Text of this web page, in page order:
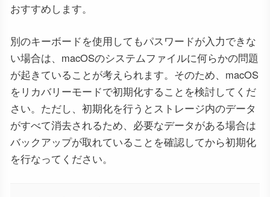
おすすめします。
別のキーボードを使用してもパスワードが入力できな
い場合は、macOSのシステムファイルに何らかの問題
が起きていることが考えられます。そのため、macOS
をリカバリーモードで初期化することを検討してくだ
さい。ただし、初期化を行うとストレージ内のデータ
がすべて消去されるため、必要なデータがある場合は
バックアップが取れていることを確認してから初期化
を行なってください。